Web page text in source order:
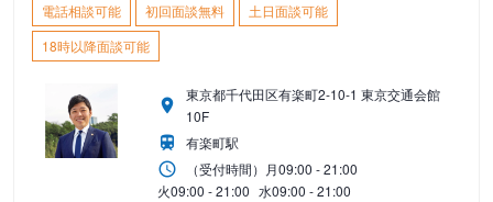
電話相談可能 初回面談無料
土日面談可能
18時以降面談可能
東京都千代田区有楽町2-10-1 東京交通会館
10F
有楽町駅
（受付時間） 月09:00 - 21:00
火09:00 - 21:00 水09:00 - 21:00